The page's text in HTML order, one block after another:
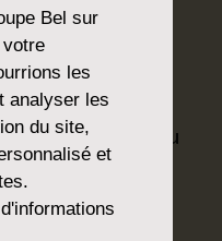
les
de classiques ou
vous
dans la
®
Bel sur
les
analyser les
du site,
et